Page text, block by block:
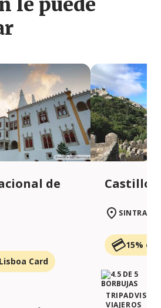
le puede
de
Card
Castillo
SINTRA
15%
VIAJEROS